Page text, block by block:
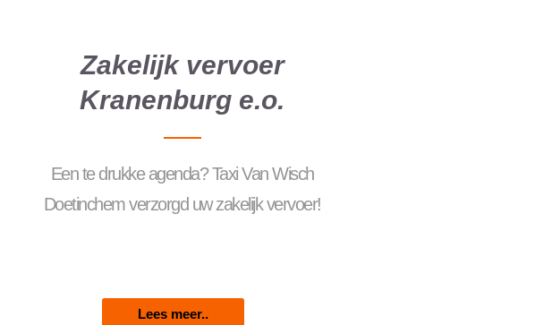
Zakelijk vervoer
Kranenburg e.o.
Een te drukke agenda? Taxi Van Wisch
Doetinchem verzorgd uw zakelijk vervoer!
Lees meer..